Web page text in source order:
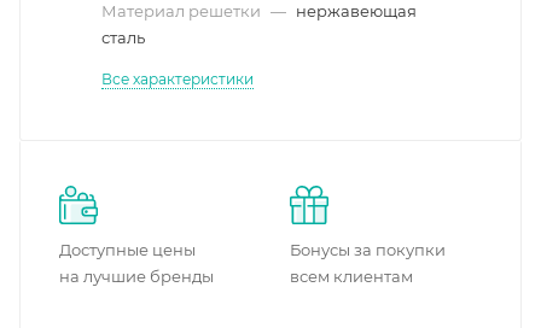
Материал решетки — нержавеющая
сталь
Все характеристики
Доступные цены
на лучшие бренды
Бонусы за покупки
всем клиентам